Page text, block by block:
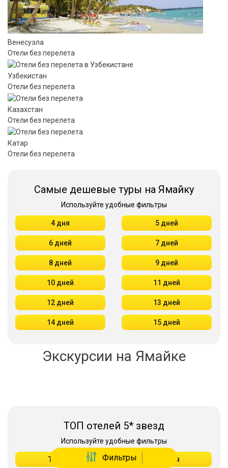
Фильтры
Венесуэла
Отели без перелета
Узбекистан
Отели без перелета
Казахстан
Отели без перелета
Катар
Отели без перелета
Самые дешевые туры на Ямайку
Используйте удобные фильтры
4 дня 5 дней
6 дней 7 дней
8 дней 9 дней
10 дней 11 дней
12 дней 13 дней
14 дней 15 дней
Экскурсии на Ямайке
ТОП отелей 5* звезд
Используйте удобные фильтры
Турция Аланья